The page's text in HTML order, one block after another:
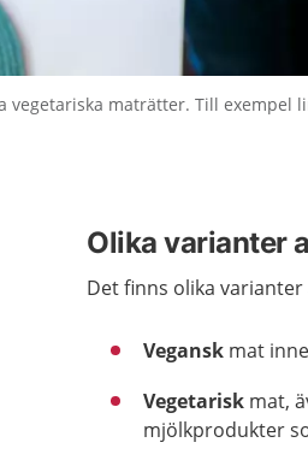
vegetariska maträtter. Till exempel
Olika varianter
Det finns olika
Vegansk mat
Vegetarisk mat,
mjölkprodukter